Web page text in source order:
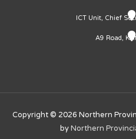
ICT Unit, Chief
A9 Road,
Copyright © 2026 Northern
byNorthern